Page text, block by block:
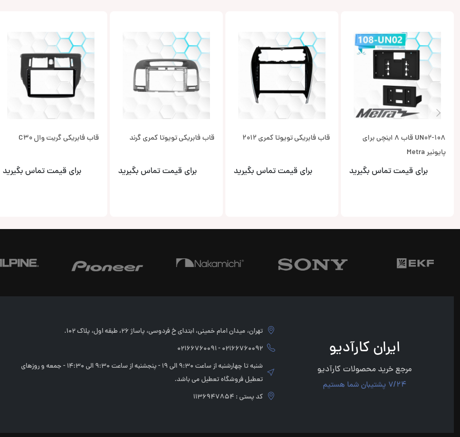
108-UN02 قاب 8 اینچی برای
پایونیر Metra
برای قیمت تماس بگیرید
قاب فابریکی تویوتا کمری 2012
برای قیمت تماس بگیرید
قاب فابریکی تویوتا کمری گرند
برای قیمت تماس بگیرید
قاب فابریکی گریت وال C30
برای قیمت تماس بگیرید
ایران کارآدیو
مرجع خرید محصولات کارآدیو
7/24 پشتیبان شما هستیم
تهران، میدان امام خمینی، ابتدای خ فردوسی، پاساژ 26، طبقه اول، پلاک 102.
02166760092 - 02166760091
شنبه تا چهارشنبه از ساعت 9:30 الی 19 - پنجشنبه از ساعت 9:30 الی 14:30 - جمعه و روزهای
تعطیل فروشگاه تعطیل می باشد.
کد پستی : 1136947854